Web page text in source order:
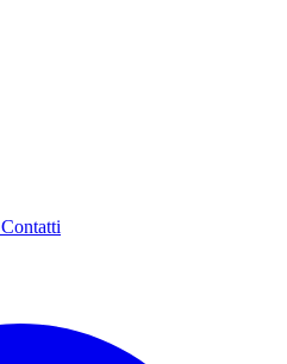
Contatti